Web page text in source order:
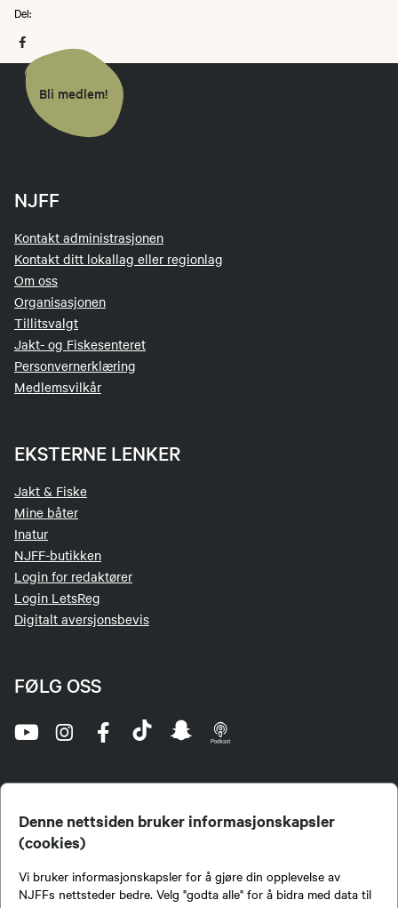
Denne nettsiden bruker informasjonskapsler
(cookies)
Vi bruker informasjonskapsler for å gjøre din opplevelse av
NJFFs nettsteder bedre. Velg "godta alle" for å bidra med data til
Del:
Bli medlem!
NJFF
Kontakt administrasjonen
Kontakt ditt lokallag eller regionlag
Om oss
Organisasjonen
Tillitsvalgt
Jakt- og Fiskesenteret
Personvernerklæring
Medlemsvilkår
EKSTERNE LENKER
Jakt & Fiske
Mine båter
Inatur
NJFF-butikken
Login for redaktører
Login LetsReg
Digitalt aversjonsbevis
FØLG OSS
jegere og sportsfiskere og et av de viktigste miljøene for formidling av kunnskap om jakt og
fiske i Norge. Vi er en partipolitisk nøytral organisasjon, men har et sterkt jakt-, fiske-, og